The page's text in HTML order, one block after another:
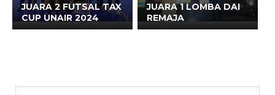
JUARA 2 FUTSAL TAX
CUP UNAIR 2024
JUARA 1 LOMBA DAI
REMAJA